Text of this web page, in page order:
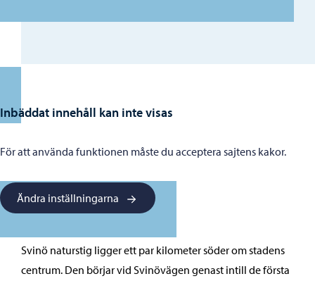
Inbäddat innehåll kan inte visas
För att använda funktionen måste du acceptera sajtens kakor.
Ändra inställningarna
Svinö naturstig ligger ett par kilometer söder om stadens
centrum. Den börjar vid Svinövägen genast intill de första